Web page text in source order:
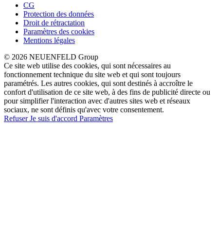
CG
Protection des données
Droit de rétractation
Paramètres des cookies
Mentions légales
© 2026 NEUENFELD Group
Ce site web utilise des cookies, qui sont nécessaires au
fonctionnement technique du site web et qui sont toujours
paramétrés. Les autres cookies, qui sont destinés à accroître le
confort d'utilisation de ce site web, à des fins de publicité directe ou
pour simplifier l'interaction avec d'autres sites web et réseaux
sociaux, ne sont définis qu'avec votre consentement.
RefuserJe suis d'accord Paramètres